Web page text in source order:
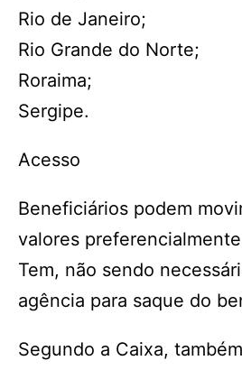
Rio de Janeiro;
Rio Grande do Norte;
Roraima;
Sergipe.
Acesso
Beneficiários podem
valores
Tem, não sendo
agência para saque do
Segundo a Caixa,